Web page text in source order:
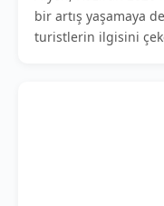
bir artış yaşamaya
turistlerin ilgisini